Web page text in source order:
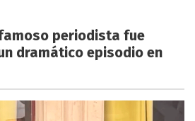
periodista fue
dramático episodio en